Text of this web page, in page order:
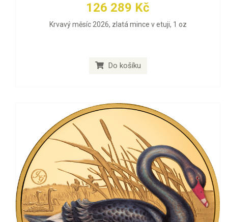
126 289 Kč
Krvavý měsíc 2026, zlatá mince v etuji, 1 oz
Do košíku